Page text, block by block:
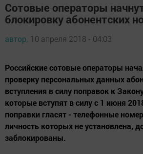
Сотовые операторы
блокировку абонентских
автор, 10 апреля 2018 - 04:03
Российские сотовые операторы
проверку персональных данных
вступления в силу поправок к
которые вступят в силу с 1 июня
поправки гласят - телефонные
личность которых не установлена,
заблокированы.